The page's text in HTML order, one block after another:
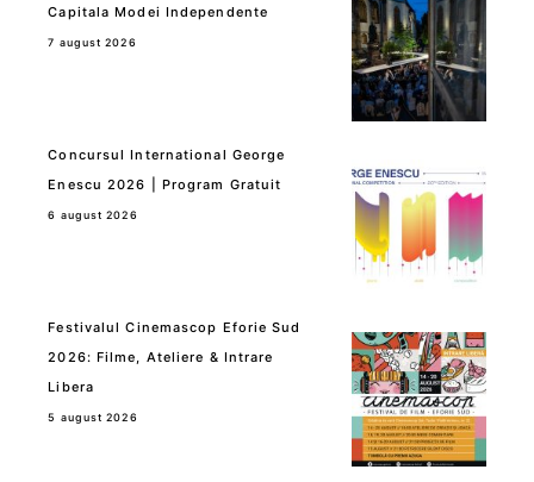
Capitala Modei Independente
7 august 2026
Concursul International George
Enescu 2026 | Program Gratuit
6 august 2026
Festivalul Cinemascop Eforie Sud
2026: Filme, Ateliere & Intrare
Libera
5 august 2026